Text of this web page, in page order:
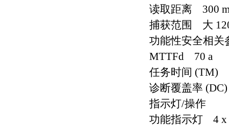
读取距离 300
捕获范围 大
功能性安全相关
MTTFd 70 a
任务时间 (TM)
诊断覆盖率
指示灯/操作
功能指示灯 4 x